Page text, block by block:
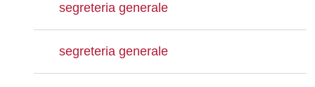
segreteria generale
segreteria generale